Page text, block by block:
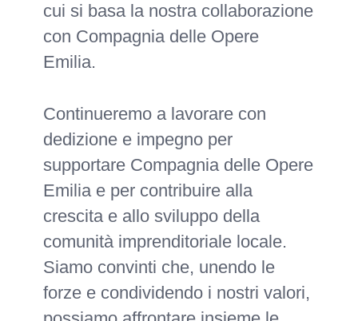
cui si basa la nostra collaborazione
con Compagnia delle Opere
Emilia.
Continueremo a lavorare con
dedizione e impegno per
supportare Compagnia delle Opere
Emilia e per contribuire alla
crescita e allo sviluppo della
comunità imprenditoriale locale.
Siamo convinti che, unendo le
forze e condividendo i nostri valori,